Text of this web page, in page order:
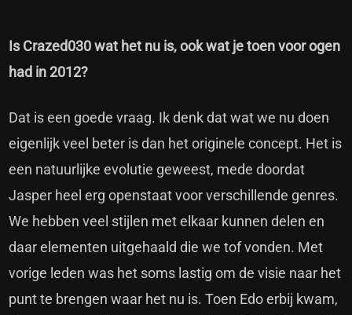
Is Crazed030 wat het nu is, ook wat je toen voor ogen
had in 2012?
Dat is een goede vraag. Ik denk dat wat we nu doen
eigenlijk veel beter is dan het originele concept. Het is
een natuurlijke evolutie geweest, mede doordat
Jasper heel erg openstaat voor verschillende genres.
We hebben veel stijlen met elkaar kunnen delen en
daar elementen uitgehaald die we tof vonden. Met
vorige leden was het soms lastig om de visie naar het
punt te brengen waar het nu is. Toen Edo erbij kwam,